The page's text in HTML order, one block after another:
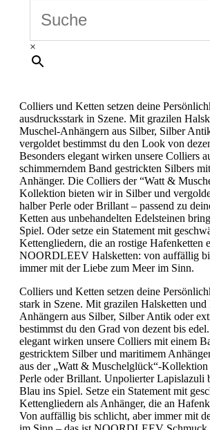
×
Colliers und Ketten setzen deine
ausdrucksstark in Szene. Mit grazilen
Muschel-Anhängern aus Silber, Silber
vergoldet bestimmst du den Look von
Besonders elegant wirken unsere Colliers
schimmerndem Band gestrickten Silbers
Anhänger. Die Colliers der “Watt &
Kollektion bieten wir in Silber und
halber Perle oder Brillant – passend zu
Ketten aus unbehandelten Edelsteinen
Spiel. Oder setze ein Statement mit
Kettengliedern, die an rostige Hafenketten
NOORDLEEV Halsketten: von auffällig
immer mit der Liebe zum Meer im Sinn.
Colliers und Ketten setzen deine
stark in Szene. Mit grazilen Halsketten und
Anhängern aus Silber, Silber Antik oder
bestimmst du den Grad von dezent bis
elegant wirken unsere Colliers mit einem
gestricktem Silber und maritimem
aus der „Watt & Muschelglück“-Kollektion
Perle oder Brillant. Unpolierter Lapislazuli
Blau ins Spiel. Setze ein Statement mit
Kettengliedern als Anhänger, die an
Von auffällig bis schlicht, aber immer mit